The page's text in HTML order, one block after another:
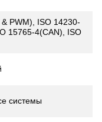
PWM), ISO 14230-
15765-4(CAN), ISO
системы